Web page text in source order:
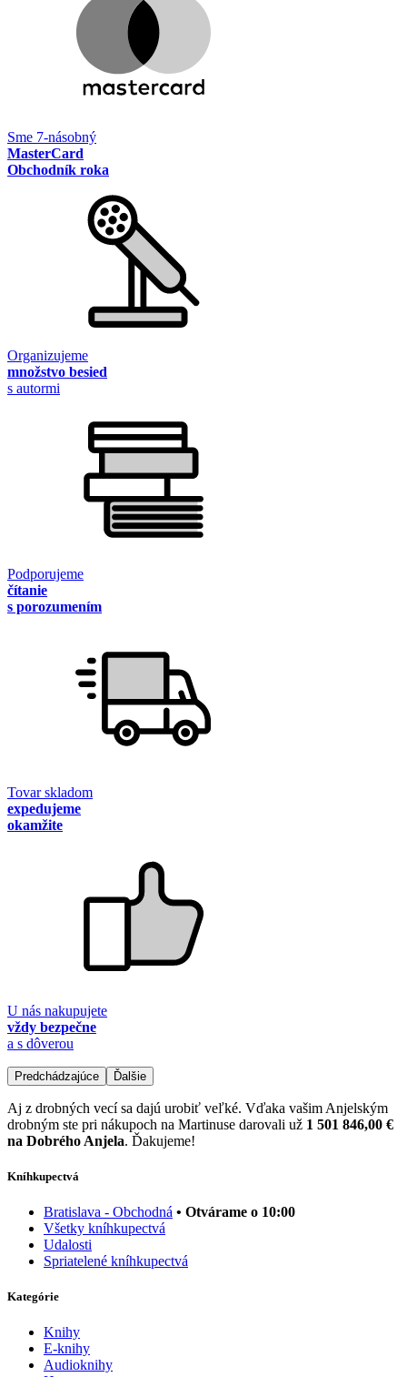
Sme 7-násobný
MasterCard
Obchodník roka
Organizujeme
množstvo besied
s autormi
Podporujeme
čítanie
s porozumením
Tovar skladom
expedujeme
okamžite
U nás nakupujete
vždy bezpečne
a s dôverou
Predchádzajúce Ďalšie
Aj z drobných vecí sa dajú urobiť veľké. Vďaka vašim Anjelským
drobným ste pri nákupoch na Martinuse darovali už 1 501 846,00 €
na Dobrého Anjela. Ďakujeme!
Kníhkupectvá
Bratislava - Obchodná • Otvárame o 10:00
Všetky kníhkupectvá
Udalosti
Spriatelené kníhkupectvá
Kategórie
Knihy
E-knihy
Audioknihy